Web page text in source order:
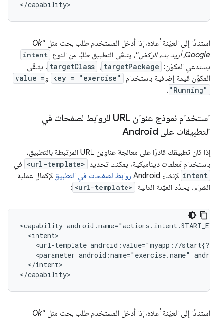
استنادًا إلى العيّنة أعلاه، إذا أدخل المستخدم طلب بحث مثل "Ok
Google، أريد بدء الركض"،
يتلقّى التطبيق طلبًا من النوع intent
يستدعي المكوّن: targetPackage ، targetClass . يتلقّى
المكوّن قيمة إضافية باستخدام
key = "exercise" وvalue =
"Running"
.
استخدام نموذج عنوان URL للروابط لصفحات في
التطبيقات على Android
إذا كان تطبيقك قادرًا على معالجة عناوين URL المرتبطة بالتطبيق،
باستخدام مَعلمات ديناميكية، يمكنك تحديد <url-template> في
intent لإنشاء Android روابط لصفحات في التطبيق لإكمال عملية
الشراء. يحدِّد العيّنة التالية <url-template>
:
<capability
<url-template android:value="myapp://
<parameter android:name="exercise.name"
</intent>
استنادًا إلى العيّنة أعلاه، إذا أدخل المستخدم طلب بحث مثل "Ok